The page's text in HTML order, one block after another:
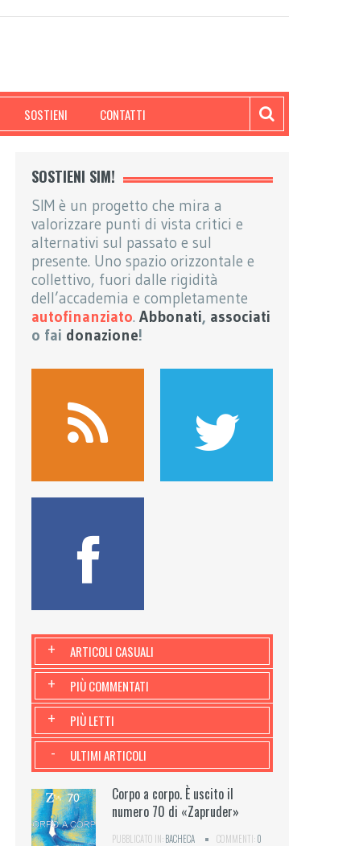
SOSTIENI CONTATTI
SOSTIENI SIM!
SIM è un progetto che mira a
valorizzare punti di vista critici e
alternativi sul passato e sul
presente. Uno spazio orizzontale e
collettivo, fuori dalle rigidità
dell’accademia e completamente
autofinanziato. Abbonati, associati
o fai donazione!
ARTICOLI CASUALI
+
PIÙ COMMENTATI
+
PIÙ LETTI
+
ULTIMI ARTICOLI
-
Corpo a corpo. È uscito il
numero 70 di «Zapruder»
PUBBLICATO IN:BACHECA COMMENTI:0